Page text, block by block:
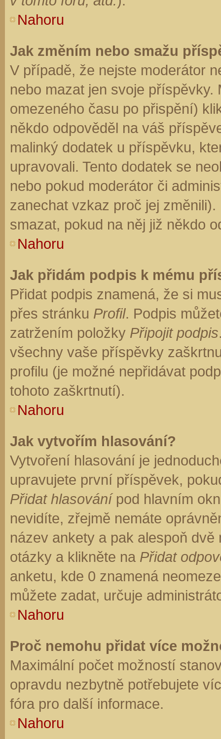
Nahoru
Jak změním nebo smažu
V případě, že nejste moderátor
nebo mazat jen svoje
omezeného času po přispění)
někdo odpověděl na váš
malinký dodatek u příspěvku,
upravovali. Tento dodatek se
nebo pokud moderátor či
zanechat vzkaz proč jej
smazat, pokud na něj již někdo
Nahoru
Jak přidám podpis k mému
Přidat podpis znamená, že si
přes stránku Profil. Podpis
zatržením položky Připojit podpis
všechny vaše příspěvky
profilu (je možné nepřidávat
tohoto zaškrtnutí).
Nahoru
Jak vytvořím hlasování?
Vytvoření hlasování je
upravujete první příspěvek,
Přidat hlasovánípod hlavním
nevidíte, zřejmě nemáte
název ankety a pak alespoň
otázky a klikněte na Přidat
anketu, kde 0 znamená
můžete zadat, určuje
Nahoru
Proč nemohu přidat více
Maximální počet možností
opravdu nezbytně potřebujete
fóra pro další informace.
Nahoru